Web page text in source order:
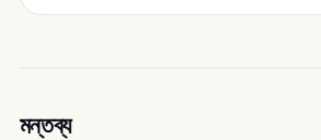
মন্তব্য